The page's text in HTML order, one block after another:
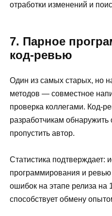
отработки изменений и
7. Парное
код-ревью
Один из самых старых, но
методов — совместное
проверка коллегами. Код-
разработчикам
пропустить автор.
Статистика подтверждает:
программирования и ревью
ошибок на этапе релиза на
способствует обмену